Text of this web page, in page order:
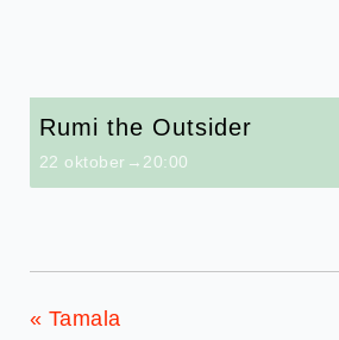
Rumi the Outsider
22 oktober→20:00
« Tamala